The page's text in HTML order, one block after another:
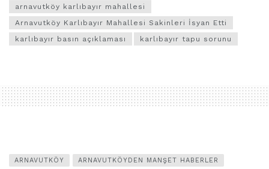
arnavutköy karlıbayır mahallesi
Arnavutköy Karlıbayır Mahallesi Sakinleri İsyan Etti
karlıbayır basın açıklaması
karlıbayır tapu sorunu
ARNAVUTKÖY ARNAVUTKÖYDEN MANŞET HABERLER